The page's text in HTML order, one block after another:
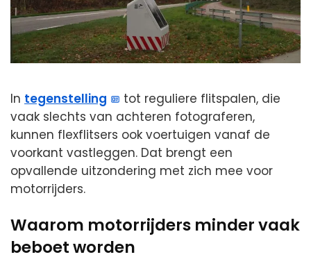
In tegenstelling
tot reguliere flitspalen, die
vaak slechts van achteren fotograferen,
kunnen flexflitsers ook voertuigen vanaf de
voorkant vastleggen. Dat brengt een
opvallende uitzondering met zich mee voor
motorrijders.
Waarom motorrijders minder vaak
beboet worden